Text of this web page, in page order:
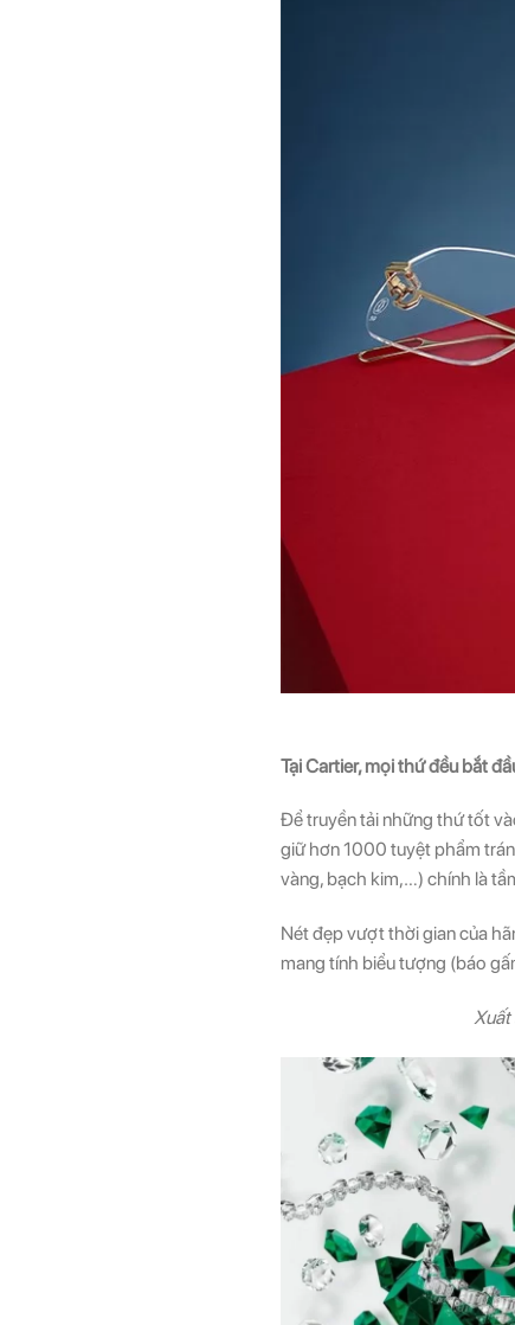
Tại Cartier, mọi thứ đều bắt
Để truyền tải những thứ tốt
giữ hơn 1000 tuyệt phẩm
vàng, bạch kim,…) chính là
Nét đẹp vượt thời gian của
mang tính biểu tượng (báo
Xuất